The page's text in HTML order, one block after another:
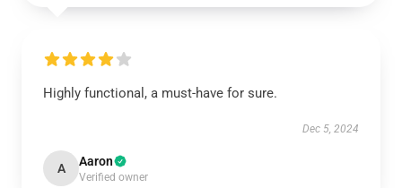
Highly functional, a must-have for sure.
Dec 5, 2024
A Aaron
Verified owner